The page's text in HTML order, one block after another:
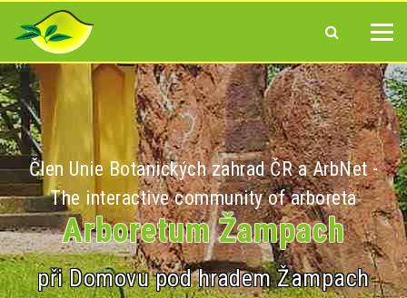
Člen Unie Botanických zahrad ČR a ArbNet -
The interactive community of arboreta
Arboretum Žampach
při Domovu pod hradem Žampach